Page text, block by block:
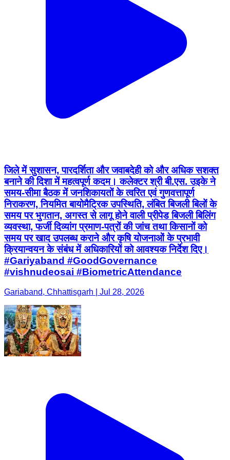
जिले में सुशासन, पारदर्शिता और जवाबदेही को और अधिक सशक्त
बनाने की दिशा में महत्वपूर्ण कदम। कलेक्टर श्री बी.एस. उइके ने
समय-सीमा बैठक में जनशिकायतों के त्वरित एवं गुणवत्तापूर्ण
निराकरण, नियमित बायोमैट्रिक उपस्थिति, लंबित बिजली बिलों के
समय पर भुगतान, अगस्त से लागू होने वाली प्रीपेड बिजली बिलिंग
व्यवस्था, फर्जी दिव्यांग प्रमाण-पत्रों की जांच तथा किसानों को
समय पर खाद उपलब्ध कराने और कृषि योजनाओं के प्रभावी
क्रियान्वयन के संबंध में अधिकारियों को आवश्यक निर्देश दिए।
#Gariyaband #GoodGovernance
#vishnudeosai #BiometricAttendance
Gariaband, Chhattisgarh | Jul 28, 2026